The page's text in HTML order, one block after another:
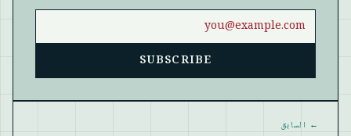
Email address
SUBSCRIBE
Website
السابق